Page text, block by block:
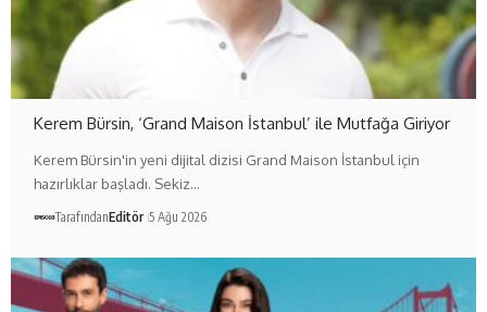
Kerem Bürsin, ‘Grand Maison İstanbul’ ile Mutfağa Giriyor
Kerem Bürsin'in yeni dijital dizisi Grand Maison İstanbul için
hazırlıklar başladı. Sekiz…
TarafındanEditör 5 Ağu 2026